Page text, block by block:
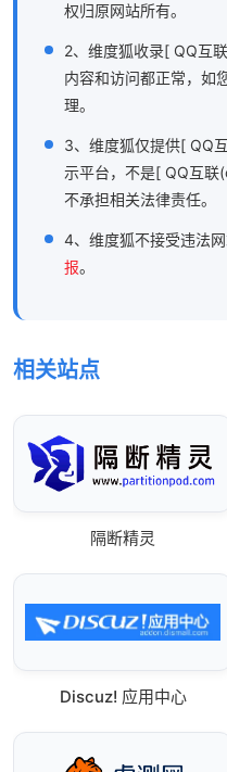
权归原网站所有。
2、维度狐收录[ QQ互
内容和访问都正常，如
理。
3、维度狐仅提供[ QQ
示平台，不是[ QQ互联
不承担相关法律责任。
4、维度狐不接受违法
报。
相关站点
隔断精灵
Discuz! 应用中心